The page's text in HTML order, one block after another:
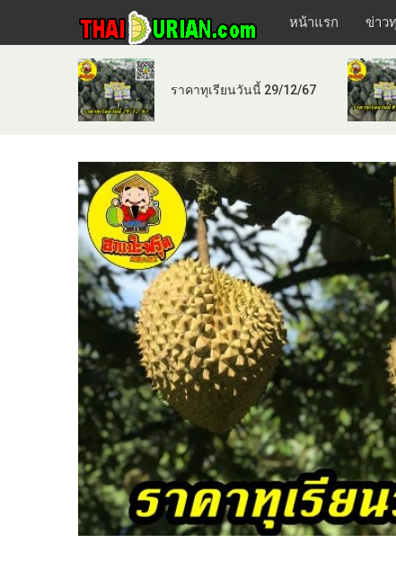
หน้าแรก ข่าว
ราคาทุเรียนวันนี้ 29/12/67